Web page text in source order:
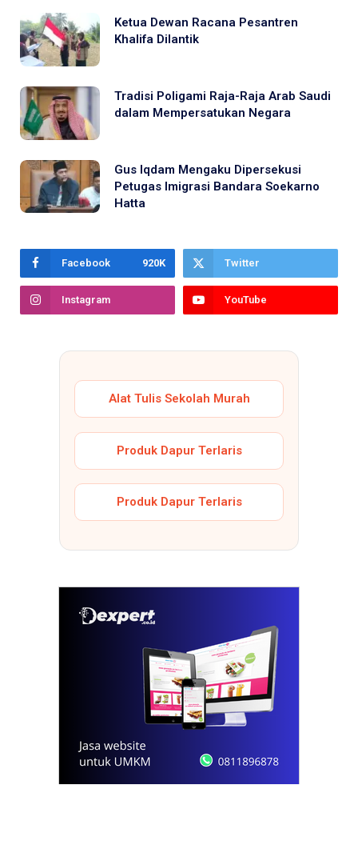
Ketua Dewan Racana Pesantren
Khalifa Dilantik
Tradisi Poligami Raja-Raja Arab Saudi
dalam Mempersatukan Negara
Gus Iqdam Mengaku Dipersekusi
Petugas Imigrasi Bandara Soekarno
Hatta
Facebook 920K Twitter
Instagram YouTube
Alat Tulis Sekolah Murah
Produk Dapur Terlaris
Produk Dapur Terlaris